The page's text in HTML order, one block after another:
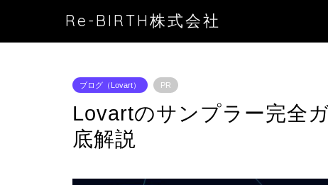
Re-BIRTH株式会社
ブログ（Lovart） PR
Lovartのサンプラー完全
底解説